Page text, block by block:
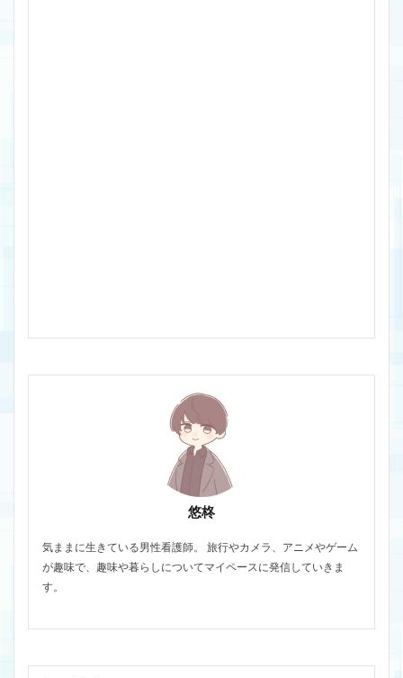
悠柊
気ままに生きている男性看護師。 旅行やカメラ、アニメやゲーム
が趣味で、趣味や暮らしについてマイペースに発信していきま
す。